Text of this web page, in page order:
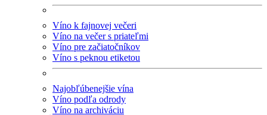
Víno k fajnovej večeri
Víno na večer s priateľmi
Víno pre začiatočníkov
Víno s peknou etiketou
Najobľúbenejšie vína
Víno podľa odrody
Víno na archiváciu